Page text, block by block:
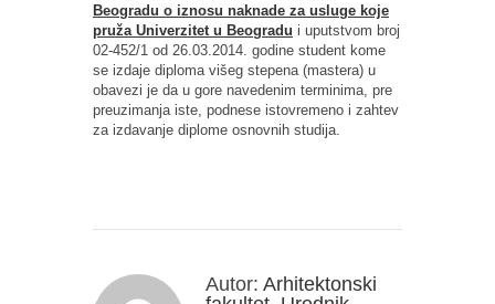
Beogradu o iznosu naknade za usluge koje
pruža Univerzitet u Beogradu i uputstvom broj
02-452/1 od 26.03.2014. godine student kome
se izdaje diploma višeg stepena (mastera) u
obavezi je da u gore navedenim terminima, pre
preuzimanja iste, podnese istovremeno i zahtev
za izdavanje diplome osnovnih studija.
Autor: Arhitektonski